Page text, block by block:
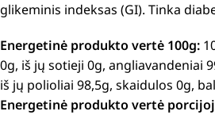
glikeminis indeksas (GI). Tinka
Energetinė produkto vertė 100g:
0g, iš jų sotieji 0g, angliavandeniai
iš jų polioliai 98,5g, skaidulos 0g,
Energetinė produkto vertė